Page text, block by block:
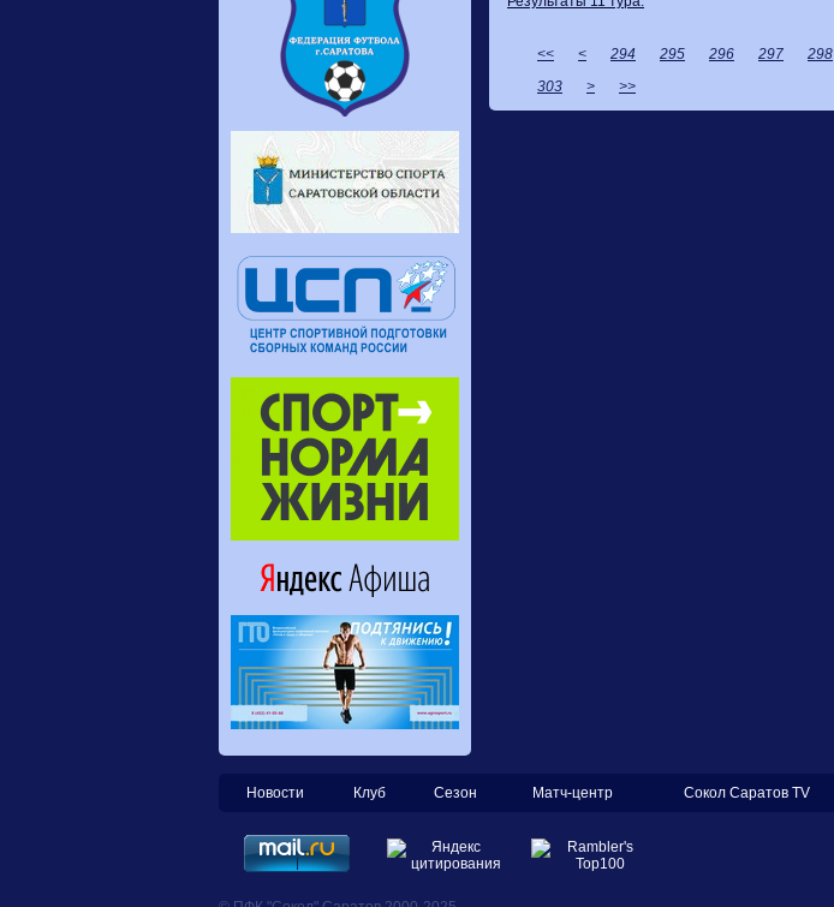
<< < 294 295 296 297 298
303
> >>
Новости Клуб Сезон Матч-центр Сокол Саратов TV